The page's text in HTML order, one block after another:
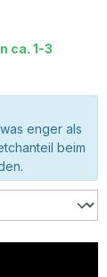
ca. 1-3
enger als
beim